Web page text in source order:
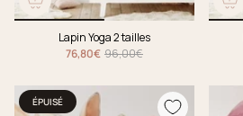
Lapin Yoga 2 tailles
76,80€ 96,00€
ÉPUISÉ